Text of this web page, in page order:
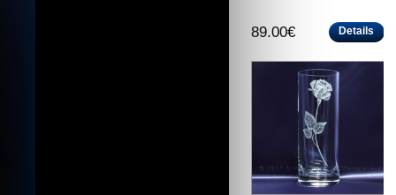
89.00€ Details